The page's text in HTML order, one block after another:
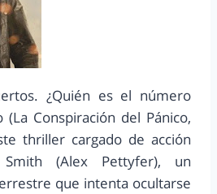
¿Quién es el número
(La Conspiración del Pánico,
thriller cargado de acción
(Alex Pettyfer), un
que intenta ocultarse